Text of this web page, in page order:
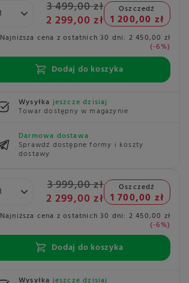
3 499,00 zł
2 299,00 zł
Oszczedź
1 200,00 zł
Najniższa cena z ostatnich 30 dni: 2 450,00 zł
-6%
Dodaj do koszyka
Wysyłkajeszcze dzisiaj
Towar dostępny w magazynie
Darmowa dostawa
Sprawdź dostępne formy i koszty
dostawy
3 999,00 zł
2 299,00 zł
Oszczedź
1 700,00 zł
Najniższa cena z ostatnich 30 dni: 2 450,00 zł
-6%
Dodaj do koszyka
Wysyłkajeszcze dzisiaj